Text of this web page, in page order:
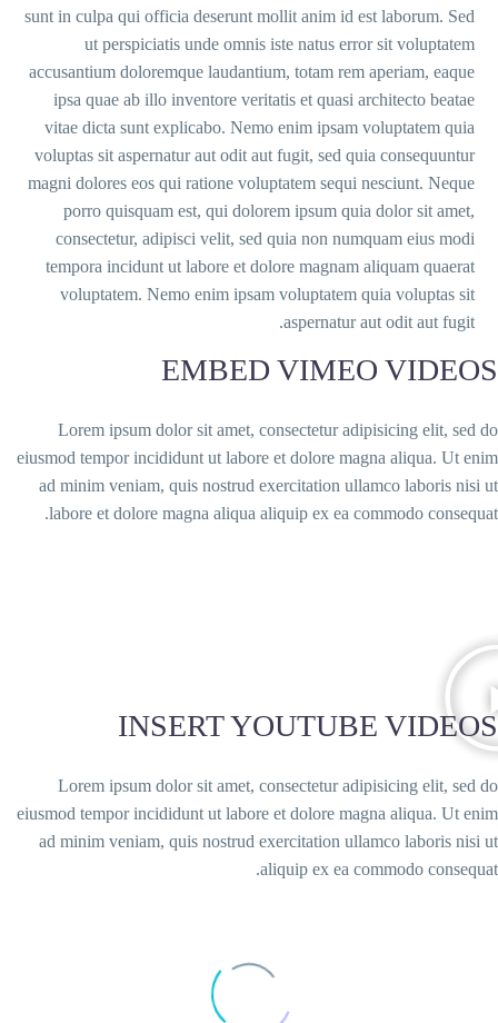
sunt in culpa qui officia deserunt mollit anim id
ut perspiciatis unde omnis iste natus
accusantium doloremque laudantium, totam
ipsa quae ab illo inventore veritatis et quasi
vitae dicta sunt explicabo. Nemo enim
voluptas sit aspernatur aut odit aut fugit, sed
magni dolores eos qui ratione voluptatem
porro quisquam est, qui dolorem ipsum
consectetur, adipisci velit, sed quia non
tempora incidunt ut labore et dolore
voluptatem. Nemo enim ipsam
EMBED
Lorem ipsum dolor sit amet, consectetur
eiusmod tempor incididunt ut labore et dolore
ad minim veniam, quis nostrud exercitation
labore et dolore magna aliqua aliquip ex ea
INSERT
Lorem ipsum dolor sit amet, consectetur
eiusmod tempor incididunt ut labore et dolore
ad minim veniam, quis nostrud exercitation
aliquip ex ea